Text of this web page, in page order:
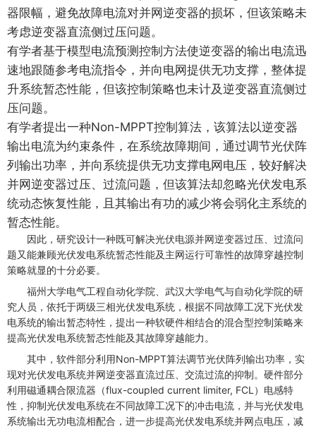
器限幅，避免故障电流对并网逆变器的损坏，但该策略未
考虑逆变器直流侧过压问题。
有学者基于模型电流预测控制方法使逆变器的输出电流迅
速地跟随参考电流指令，并向电网提供无功支撑，整体提
升系统暂态性能，但该控制策略也未计及逆变器直流侧过
压问题。
有学者提出一种Non-MPPT控制算法，该算法以逆变器
输出电流为约束条件，在系统故障期间，通过调节光伏阵
列输出功率，并向系统提供无功支撑电网电压，较好解决
并网逆变器过压、过流问题，但该算法却忽略光伏发电系
统动态恢复性能，且其输出有功的减少将会弱化主系统的
暂态性能。
因此，研究设计一种既可解决光伏电源并网逆变器过压、过流问
题又能兼顾光伏发电系统暂态性能及主网运行可靠性的故障穿越控制
策略就显的十分必要。
福州大学电气工程自动化学院、武汉大学电气与自动化学院的研
究人员，依托于两级三相光伏发电系统，根据不同故障工况下光伏发
电系统的输出暂态特性，提出一种软硬件相结合的混合型控制策略来
提高光伏发电系统暂态性能及其故障穿越能力。
其中，软件部分利用Non-MPPT算法调节光伏阵列输出功率，实
现对光伏发电系统并网逆变器直流过压、交流过流的抑制。硬件部分
利用磁通耦合限流器（flux-coupled current limiter, FCL）电感特
性，抑制光伏发电系统在不同故障工况下的冲击电流，并与光伏发电
系统输出无功电流相配合，进一步提高光伏发电系统并网点电压，减